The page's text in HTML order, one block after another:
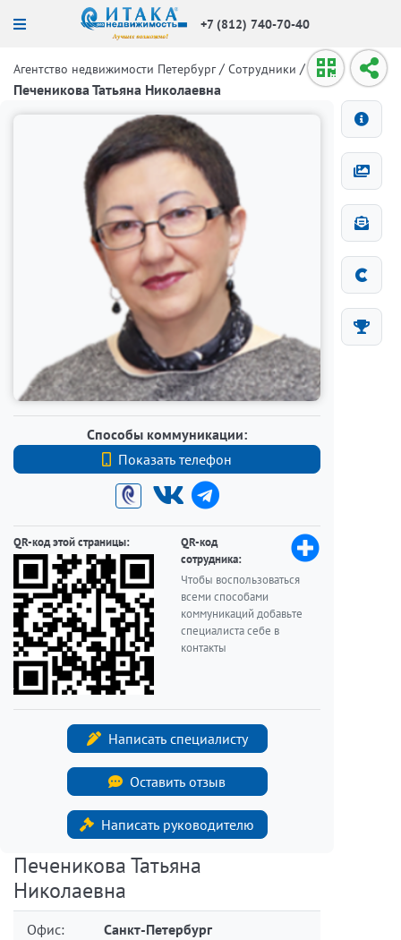
+7 (812) 740-70-40
Агентство недвижимости Петербург / Сотрудники /
Печеникова Татьяна Николаевна
Способы коммуникации:
Показать телефон
+7 911 902 11 03
QR-код этой страницы:
QR-код
сотрудника:
Чтобы воспользоваться
всеми способами
коммуникаций добавьте
специалиста себе в
контакты
Написать специалисту
Оставить отзыв
Написать руководителю
Печеникова Татьяна
Николаевна
Офис:
Санкт-Петербург